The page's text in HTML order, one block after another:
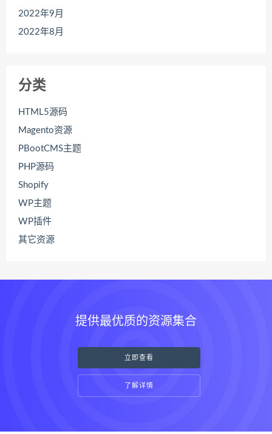
2022年9月
2022年8月
分类
HTML5源码
Magento资源
PBootCMS主题
PHP源码
Shopify
WP主题
WP插件
其它资源
提供最优质的资源集合
立即查看
了解详情